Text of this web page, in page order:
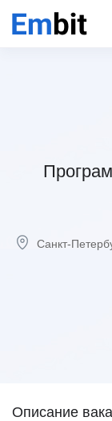
Санкт-
Описание